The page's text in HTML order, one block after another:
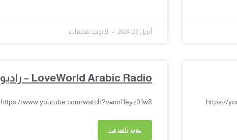
أبريل 29, 2024 لا توجد تعليقات
https://
LoveWorld Arabic Radio – راديو عالم الحُب
https://www.youtube.com/watch?v=rmI1eyz01w8
عرض المزيد »